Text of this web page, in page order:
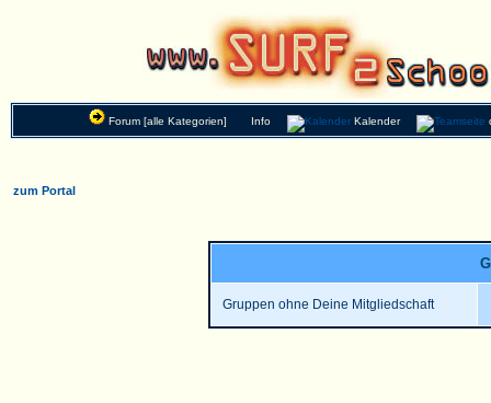
Forum [alle Kategorien] Info Kalender
zum Portal
Gruppen ohne Deine Mitgliedschaft